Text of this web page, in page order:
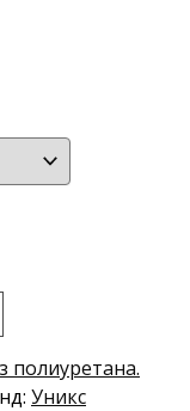
полиуретана.
Уникс